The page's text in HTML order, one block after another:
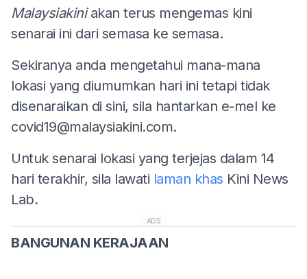
Malaysiakiniakan terus mengemas kini
senarai ini dari semasa ke semasa.
Sekiranya anda mengetahui mana-mana
lokasi yang diumumkan hari ini tetapi tidak
disenaraikan di sini, sila hantarkan e-mel ke
covid19@malaysiakini.com.
Untuk senarai lokasi yang terjejas dalam 14
hari terakhir, sila lawati laman khas Kini News
Lab.
ADS
BANGUNAN KERAJAAN